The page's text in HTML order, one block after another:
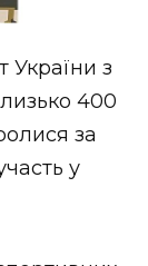
України з
400
за
у